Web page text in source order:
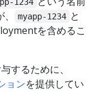
myapp-1234 と
を含めるこ
するために、
ョンを提供してい